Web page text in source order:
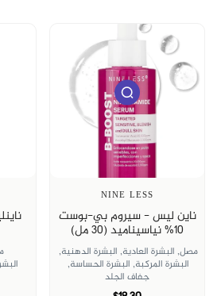
NINE LESS
ناين ليس - تونر بحمض الأزيليك
(150 مل)
حبر, البشرة الدهنية, البشرة المركبة,
البشرة الحساسة
$16.21
مصل,